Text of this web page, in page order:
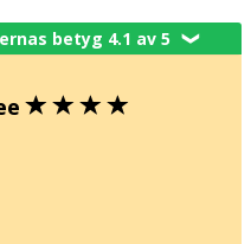
betyg 4.1 av 5❯